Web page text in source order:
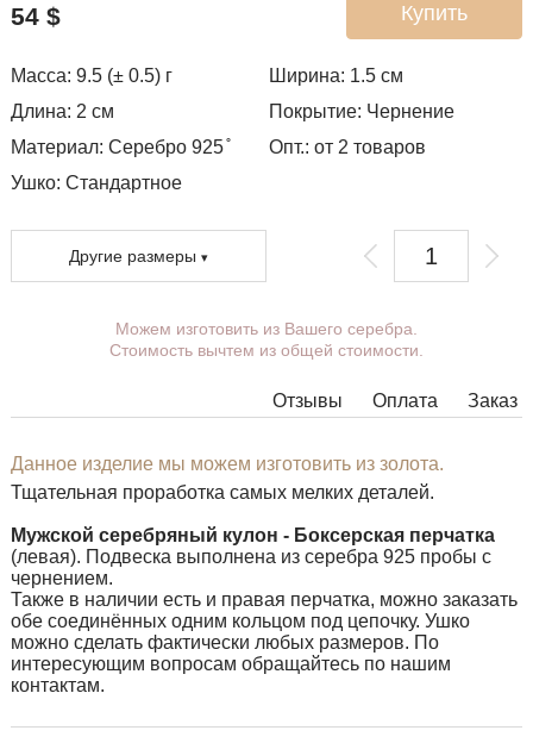
Купить
54 $
Масса: 9.5 (± 0.5) г Ширина: 1.5 см
Длина: 2 см
Покрытие: Чернение
Материал: Серебро 925 ̊
Опт.: от 2 товаров
Ушко: Стандартное
Другие размеры
Вы можете выбрать покрытие, ушко.
Дополнительные пожелания можете указать в
В некоторых моделях подвесок нет возможности
случае наши менеджеры свяжутся с Вами.
Любую подвеску можно дополнить ушком нужного
Можем изготовить из Вашего серебра.
Стоимость вычтем из общей стоимости.
Отзывы Заказ
Оплата
Данное изделие мы можем изготовить из золота.
Тщательная проработка самых мелких деталей.
Мужской серебряный кулон - Боксерская перчатка
(левая). Подвеска выполнена из серебра 925 пробы с
чернением.
Также в наличии есть и правая перчатка, можно заказать
обе соединённых одним кольцом под цепочку. Ушко
можно сделать фактически любых размеров. По
интересующим вопросам обращайтесь по нашим
контактам.